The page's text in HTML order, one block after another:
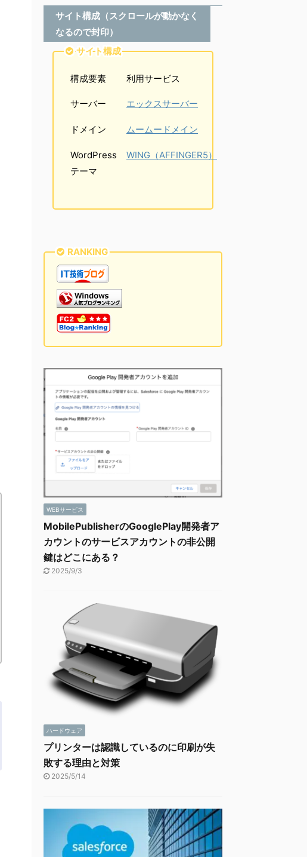
サイト構成（スクロールが動かなく
なるので封印）
サイト構成
構成要素 利用サービス
サーバー エックスサーバー
ドメイン ムームードメイン
WordPress
テーマ
WING（AFFINGER5）
RANKING
WEBサービス
MobilePublisherのGooglePlay開発者ア
カウントのサービスアカウントの非公開
鍵はどこにある？
2025/9/3
ハードウェア
プリンターは認識しているのに印刷が失
敗する理由と対策
2025/5/14